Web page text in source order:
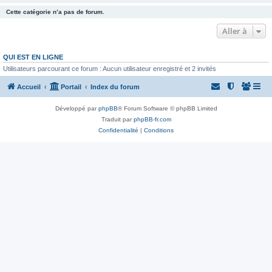
Cette catégorie n’a pas de forum.
Aller à
QUI EST EN LIGNE
Utilisateurs parcourant ce forum : Aucun utilisateur enregistré et 2 invités
Accueil Portail Index du forum
Développé parphpBB® Forum Software © phpBB Limited
Traduit parphpBB-fr.com
Confidentialité | Conditions